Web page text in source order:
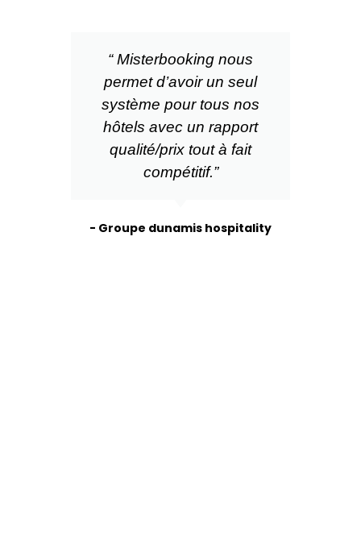
“ Misterbooking nous
permet d’avoir un seul
système pour tous nos
hôtels avec un rapport
qualité/prix tout à fait
compétitif.”
- Groupe dunamis hospitality